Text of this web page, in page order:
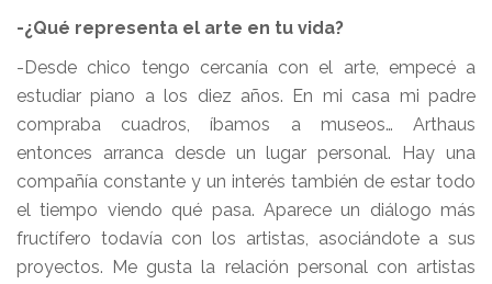
-¿Qué representa el arte en tu vida?
-Desde chico tengo cercanía con el arte, empecé a
estudiar piano a los diez años. En mi casa mi padre
compraba cuadros, íbamos a museos… Arthaus
entonces arranca desde un lugar personal. Hay una
compañía constante y un interés también de estar todo
el tiempo viendo qué pasa. Aparece un diálogo más
fructífero todavía con los artistas, asociándote a sus
proyectos. Me gusta la relación personal con artistas